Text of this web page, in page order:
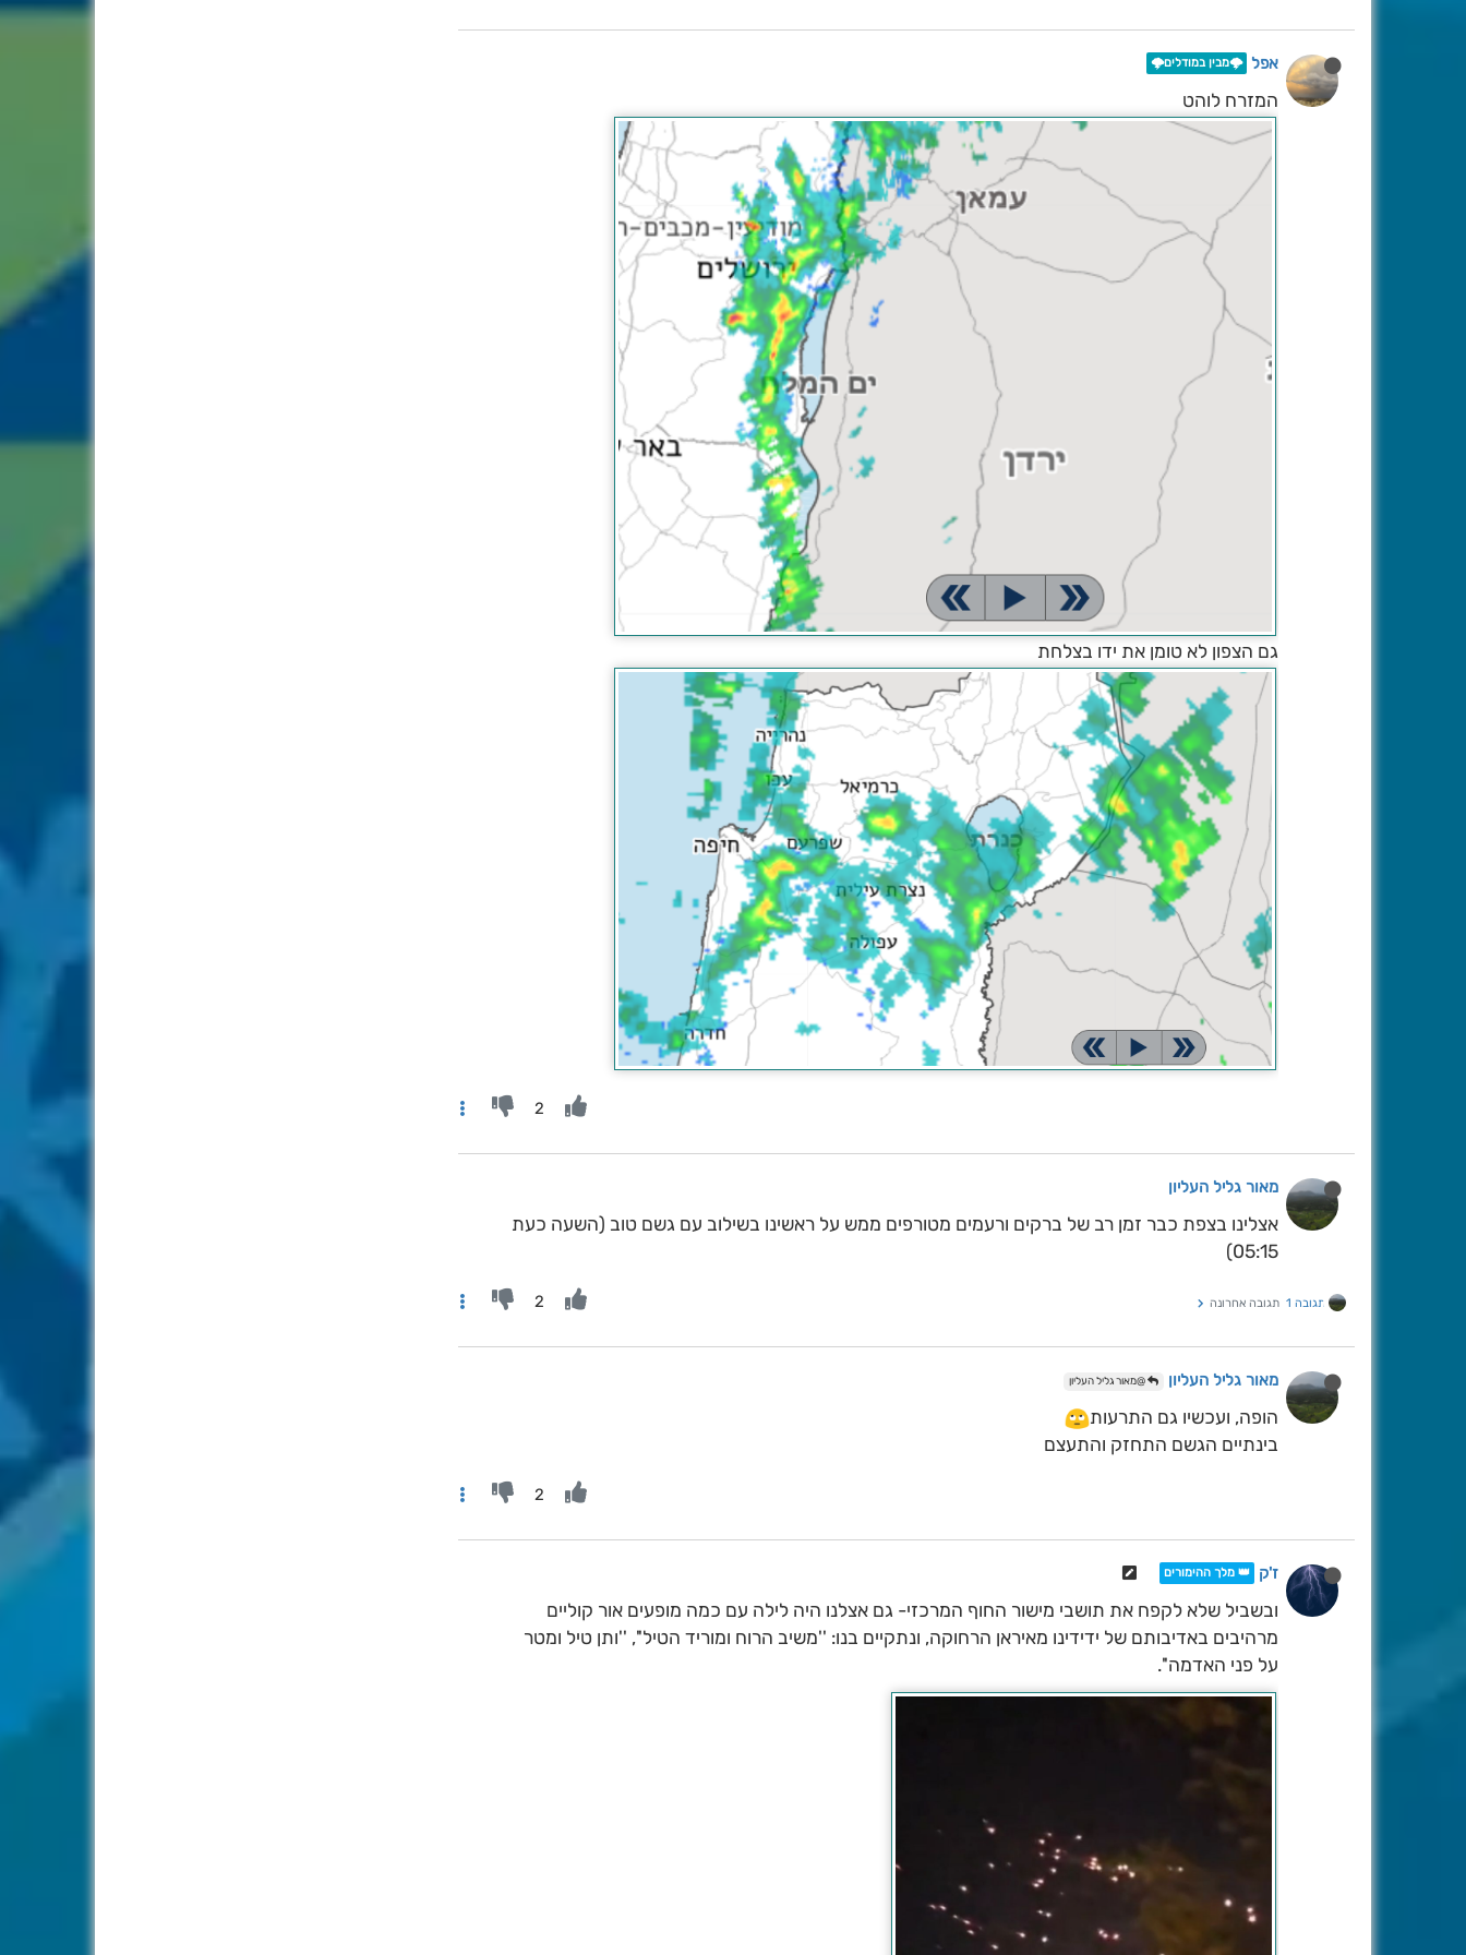
אפל 🌩️מבין במודלים🌩️
המזרח לוהט
גם הצפון לא טומן את ידו בצלחת
2
מאור גליל העליון
אצלינו בצפת כבר זמן רב של ברקים ורעמים מטורפים ממש על ראשינו בשילוב עם גשם טוב (השעה כעת
05:15)
תגובה 1 תגובה אחרונה 2
מאור גליל העליון @מאור גליל העליון
הופה, ועכשיו גם התרעות
בינתיים הגשם התחזק והתעצם
2
ז'ק 👑 מלך ההימורים
ובשביל שלא לקפח את תושבי מישור החוף המרכזי- גם אצלנו היה לילה עם כמה מופעים אור קוליים
מרהיבים באדיבותם של ידידינו מאיראן הרחוקה, ונתקיים בנו: ''משיב הרוח ומוריד הטיל'', ''ותן טיל ומטר
על פני האדמה''.